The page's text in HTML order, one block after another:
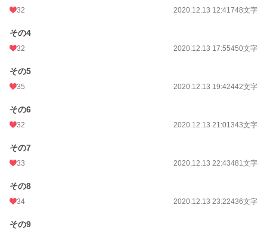
32 2020.12.13 12:41748文字
その4
32 2020.12.13 17:55450文字
その5
35 2020.12.13 19:42442文字
その6
32 2020.12.13 21:01343文字
その7
33 2020.12.13 22:43481文字
その8
34 2020.12.13 23:22436文字
その9